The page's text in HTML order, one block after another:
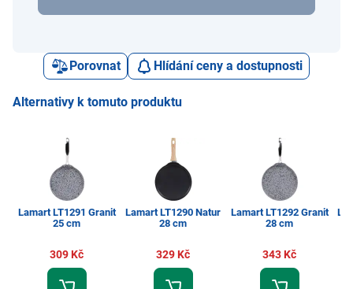
Porovnat Hlídání ceny a dostupnosti
Alternativy k tomuto produktu
Lamart LT1291 Granit
25 cm
309 Kč
Lamart LT1290 Natur
28 cm
329 Kč
Lamart LT1292 Granit
28 cm
343 Kč